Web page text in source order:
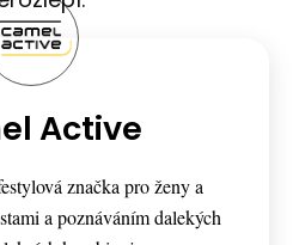
Active
značka pro ženy a
a poznáváním dalekých